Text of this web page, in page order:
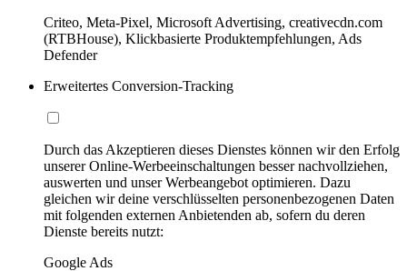
Criteo, Meta-Pixel, Microsoft Advertising, creativecdn.com
(RTBHouse), Klickbasierte Produktempfehlungen, Ads
Defender
Erweitertes Conversion-Tracking
Durch das Akzeptieren dieses Dienstes können wir den Erfolg
unserer Online-Werbeeinschaltungen besser nachvollziehen,
auswerten und unser Werbeangebot optimieren. Dazu
gleichen wir deine verschlüsselten personenbezogenen Daten
mit folgenden externen Anbietenden ab, sofern du deren
Dienste bereits nutzt:
Google Ads